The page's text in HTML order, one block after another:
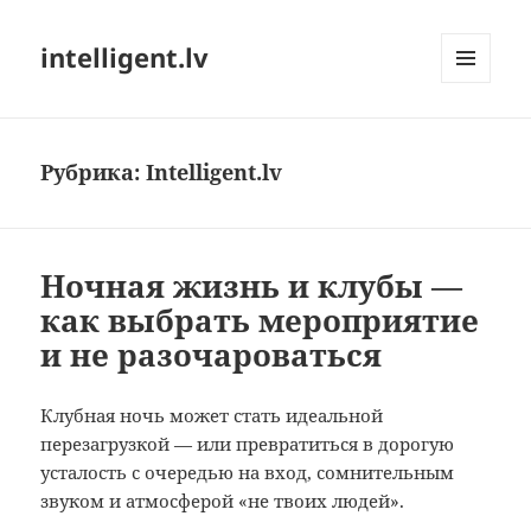
intelligent.lv
Рубрика:Intelligent.lv
Ночная жизнь и клубы —
как выбрать мероприятие
и не разочароваться
Клубная ночь может стать идеальной
перезагрузкой — или превратиться в дорогую
усталость с очередью на вход, сомнительным
звуком и атмосферой «не твоих людей».